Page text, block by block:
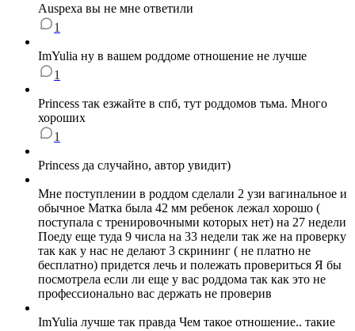
Auspexa вы не мне ответили
1
ImYulia ну в вашем роддоме отношение не лучше
1
Princess так езжайте в спб, тут роддомов тьма. Много
хороших
1
Princess да случайно, автор увидит)
Мне поступлении в роддом сделали 2 узи вагинальное и
обычное Матка была 42 мм ребенок лежал хорошо (
поступала с тренировочными которых нет) на 27 недели
Поеду еще туда 9 числа на 33 недели так же на проверку
так как у нас не делают 3 скрининг ( не платно не
бесплатно) придется лечь и полежать провериться Я бы
посмотрела если ли еще у вас роддома так как это не
профессионально вас держать не проверив
ImYulia лучше так правда Чем такое отношение.. такие